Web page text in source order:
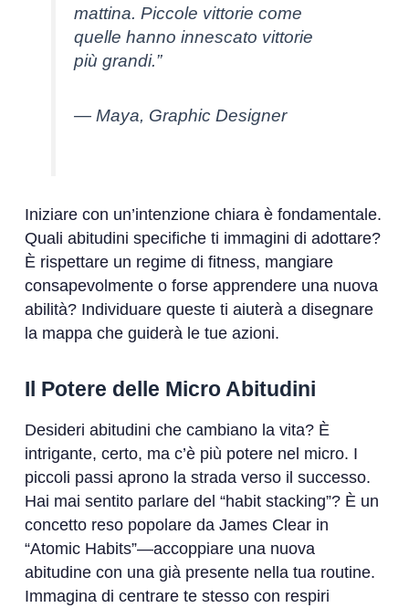
mattina. Piccole vittorie come
quelle hanno innescato vittorie
più grandi.”
— Maya, Graphic Designer
Iniziare con un’intenzione chiara è fondamentale.
Quali abitudini specifiche ti immagini di adottare?
È rispettare un regime di fitness, mangiare
consapevolmente o forse apprendere una nuova
abilità? Individuare queste ti aiuterà a disegnare
la mappa che guiderà le tue azioni.
Il Potere delle Micro Abitudini
Desideri abitudini che cambiano la vita? È
intrigante, certo, ma c’è più potere nel micro. I
piccoli passi aprono la strada verso il successo.
Hai mai sentito parlare del “habit stacking”? È un
concetto reso popolare da James Clear in
“Atomic Habits”—accoppiare una nuova
abitudine con una già presente nella tua routine.
Immagina di centrare te stesso con respiri